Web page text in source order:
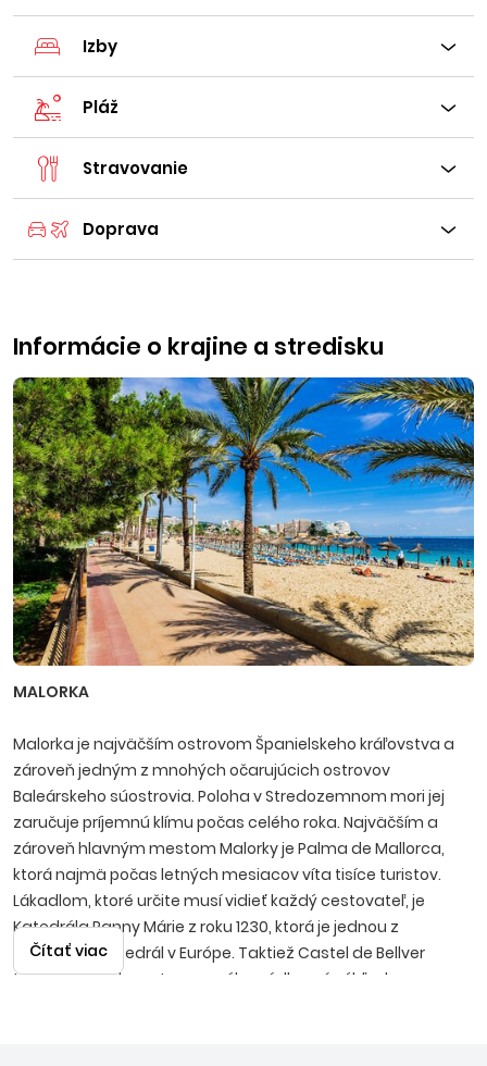
Izby
Pláž
Stravovanie
Doprava
Informácie o krajine a stredisku
MALORKA
Malorka je najväčším ostrovom Španielskeho kráľovstva a
zároveň jedným z mnohých očarujúcich ostrovov
Baleárskeho súostrovia. Poloha v Stredozemnom mori jej
zaručuje príjemnú klímu počas celého roka. Najväčším a
zároveň hlavným mestom Malorky je Palma de Mallorca,
ktorá najmä počas letných mesiacov víta tisíce turistov.
Lákadlom, ktoré určite musí vidieť každý cestovateľ, je
Katedrála Panny Márie z roku 1230, ktorá je jednou z
najväčších katedrál v Európe. Taktiež Castel de Bellver
týčiaci sa nad mestom ponúka nádherné výhľady na
Čítať viac